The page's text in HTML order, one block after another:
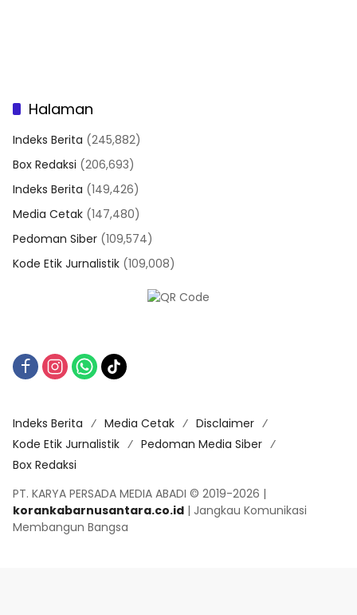
Indeks Berita (245,882)
Box Redaksi (206,693)
Indeks Berita (149,426)
Media Cetak (147,480)
Pedoman Siber (109,574)
Kode Etik Jurnalistik (109,008)
Kode Etik Jurnalistik
Pedoman Media Siber
Box Redaksi
PT. KARYA PERSADA MEDIA ABADI © 2019-2026 |
Membangun Bangsa